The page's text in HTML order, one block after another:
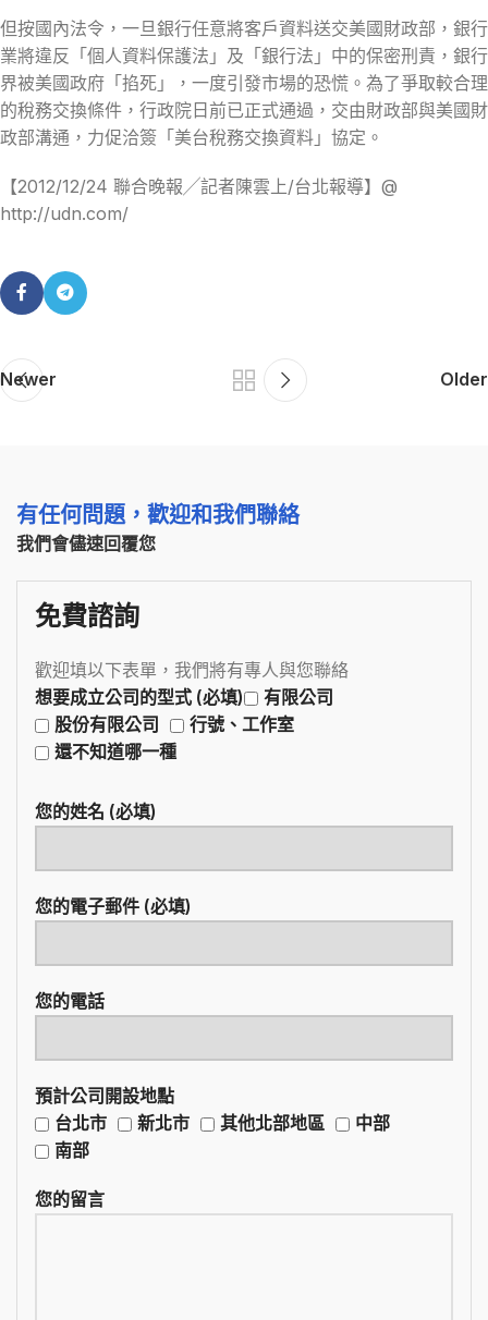
但按國內法令，一旦銀行任意將客戶資料送交美國財政部，銀行
業將違反「個人資料保護法」及「銀行法」中的保密刑責，銀行
界被美國政府「掐死」，一度引發市場的恐慌。為了爭取較合理
的稅務交換條件，行政院日前已正式通過，交由財政部與美國財
政部溝通，力促洽簽「美台稅務交換資料」協定。
【2012/12/24 聯合晚報╱記者陳雲上/台北報導】@
http://udn.com/
Newer Older
有任何問題，歡迎和我們聯絡
我們會儘速回覆您
免費諮詢
歡迎填以下表單，我們將有專人與您聯絡
想要成立公司的型式 (必填)
有限公司
股份有限公司
行號、工作室
還不知道哪一種
您的姓名 (必填)
您的電子郵件 (必填)
您的電話
預計公司開設地點
台北市
新北市 其他北部地區
中部
南部
您的留言